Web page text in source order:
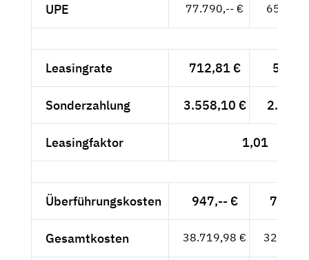
UPE 77.790,-- €
Leasingrate 712,81 €
Sonderzahlung 3.558,10 €
Leasingfaktor 1,01
Überführungskosten 947,-- €
Gesamtkosten 38.719,98 €